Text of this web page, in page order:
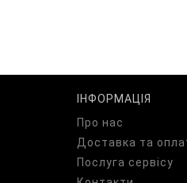
ІНФОРМАЦІЯ
Про нас
Доставка та
Послуга сервісу